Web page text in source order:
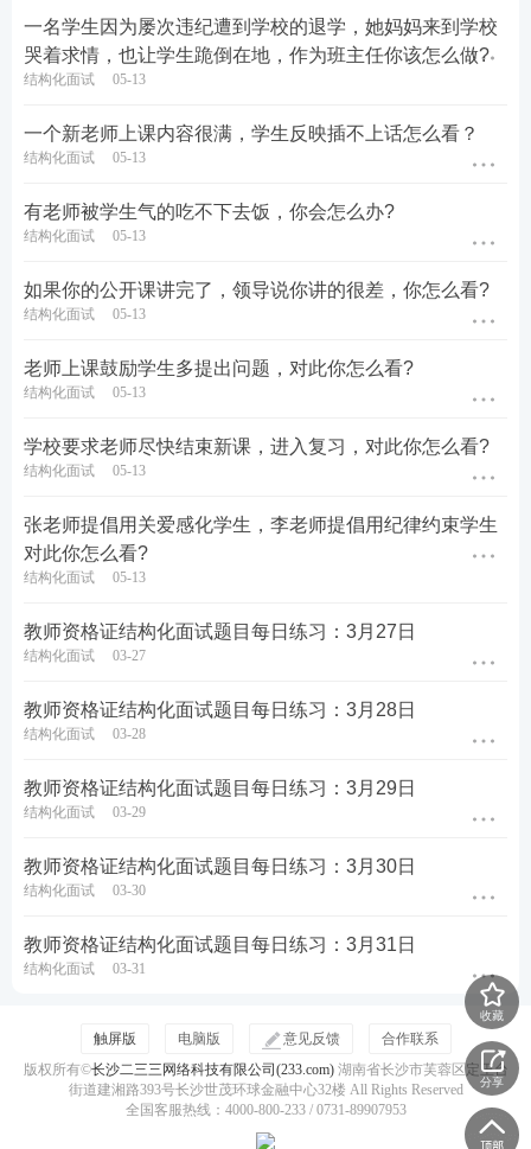
一名学生因为屡次违纪遭到学校的退学，她妈妈来到学校
哭着求情，也让学生跪倒在地，作为班主任你该怎么做?
结构化面试 05-13
一个新老师上课内容很满，学生反映插不上话怎么看？
结构化面试 05-13
有老师被学生气的吃不下去饭，你会怎么办?
结构化面试 05-13
如果你的公开课讲完了，领导说你讲的很差，你怎么看?
结构化面试 05-13
老师上课鼓励学生多提出问题，对此你怎么看?
结构化面试 05-13
学校要求老师尽快结束新课，进入复习，对此你怎么看?
结构化面试 05-13
张老师提倡用关爱感化学生，李老师提倡用纪律约束学生
对此你怎么看?
结构化面试 05-13
教师资格证结构化面试题目每日练习：3月27日
结构化面试 03-27
教师资格证结构化面试题目每日练习：3月28日
结构化面试 03-28
教师资格证结构化面试题目每日练习：3月29日
结构化面试 03-29
教师资格证结构化面试题目每日练习：3月30日
结构化面试 03-30
教师资格证结构化面试题目每日练习：3月31日
结构化面试 03-31
触屏版 电脑版 意见反馈
合作联系
版权所有©长沙二三三网络科技有限公司(233.com)湖南省长沙市芙蓉区定王台
街道建湘路393号长沙世茂环球金融中心32楼 All Rights Reserved
全国客服热线：4000-800-233 / 0731-89907953
收藏
分享